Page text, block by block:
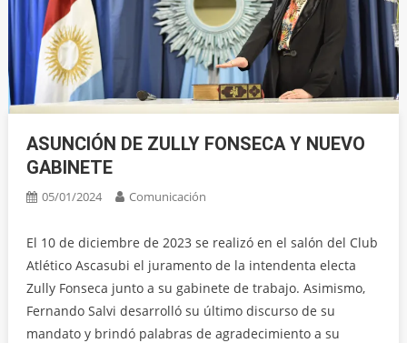
ASUNCIÓN DE ZULLY FONSECA Y NUEVO
GABINETE
05/01/2024 Comunicación
El 10 de diciembre de 2023 se realizó en el salón del Club
Atlético Ascasubi el juramento de la intendenta electa
Zully Fonseca junto a su gabinete de trabajo. Asimismo,
Fernando Salvi desarrolló su último discurso de su
mandato y brindó palabras de agradecimiento a su